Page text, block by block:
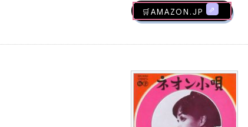
🛒AMAZON.jp